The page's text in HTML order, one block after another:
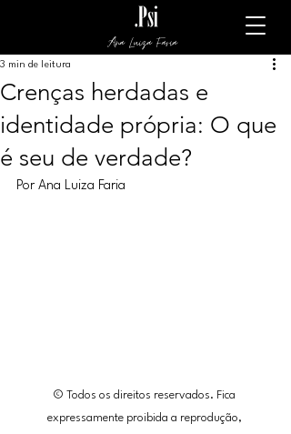
Ana Luiza Faria
Crenças herdadas e
identidade própria: O que
é seu de verdade?
3 min de leitura
Por Ana Luiza Faria
© Todos os direitos reservados. Fica
expressamente proibida a reprodução,